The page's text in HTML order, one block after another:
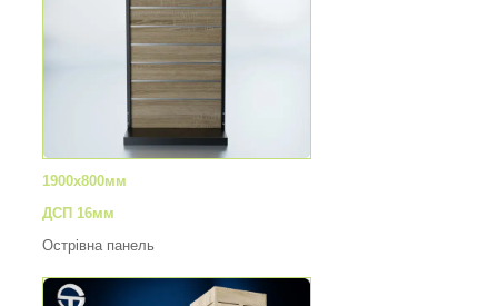
1900х800мм
ДСП 16мм
Острівна панель